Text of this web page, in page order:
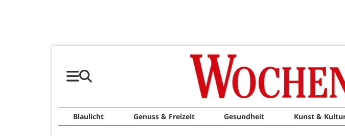
Blaulicht Genuss & Freizeit Gesundheit Kunst &